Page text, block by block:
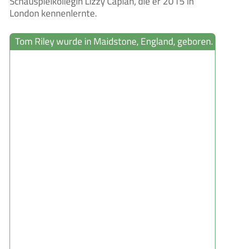
London kennenlernte.
Tom Riley wurde in Maidstone, England, geboren.